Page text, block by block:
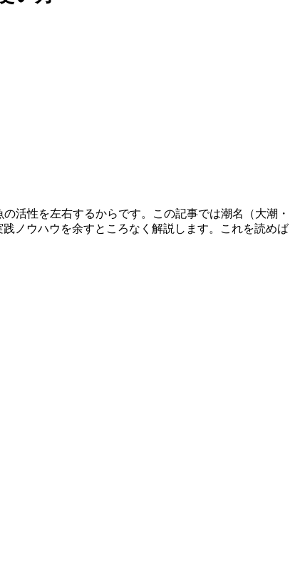
活性を左右するからです。この記事では潮名（大潮・
ノウハウを余すところなく解説します。これを読めば